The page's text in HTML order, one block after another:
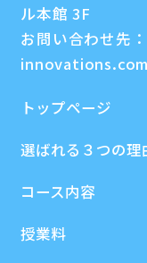
ル本館 3F
お問い合わせ先：
innovations.com
トップページ
選ばれる３つの理
コース内容
授業料